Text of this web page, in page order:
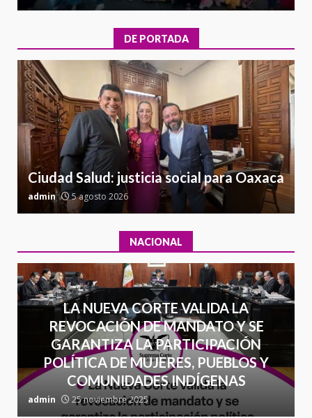
6
Detienen a Ernesto Ruffo en Baja
California; FGR lo investiga por
presuntos delitos de
contrabando
16 julio 2026
7
Sin paso carretera Oaxaca-
Cuacnopalan
26 junio 2026
DE PORTADA
Ciudad Salud: justicia social para Oaxaca
admin 5 agosto 2026
NACIONAL
LA NUEVA CORTE VALIDA LA
REVOCACIÓN DE MANDATO Y SE
GARANTIZA LA PARTICIPACIÓN
POLÍTICA DE MUJERES, PUEBLOS Y
COMUNIDADES INDÍGENAS
admin 25 noviembre 2025